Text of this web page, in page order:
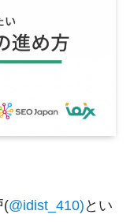
(@idist_410) とい